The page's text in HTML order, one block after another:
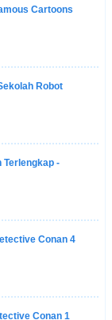
Cartoons
Robot
Terlengkap -
Conan 4
Conan 1